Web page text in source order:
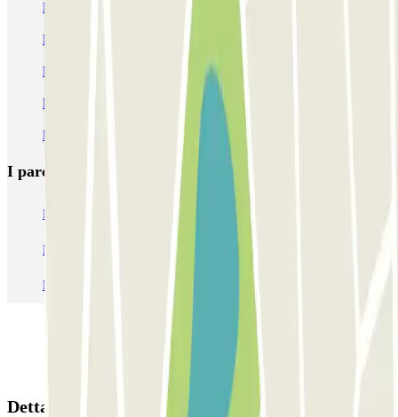
Parcheggio vicino a Capitole Toulouse
Parcheggio vicino al Convento dei Giacobini
Parcheggio vicino alla Basilica di Saint-Sernin
Parcheggio vicino alla stazione di Matabiau
Parcheggi all’Aeroporto di Tolosa - Blagnac (TLS)
I parcheggi
Parcheggio Venezia Parcheggio Piazzale Roma Venezia
Parcheggio Roma Parcheggio Milano
Parcheggio Malpensa Terminal 1 Parcheggio Malpensa
Dettagli della prenotazione